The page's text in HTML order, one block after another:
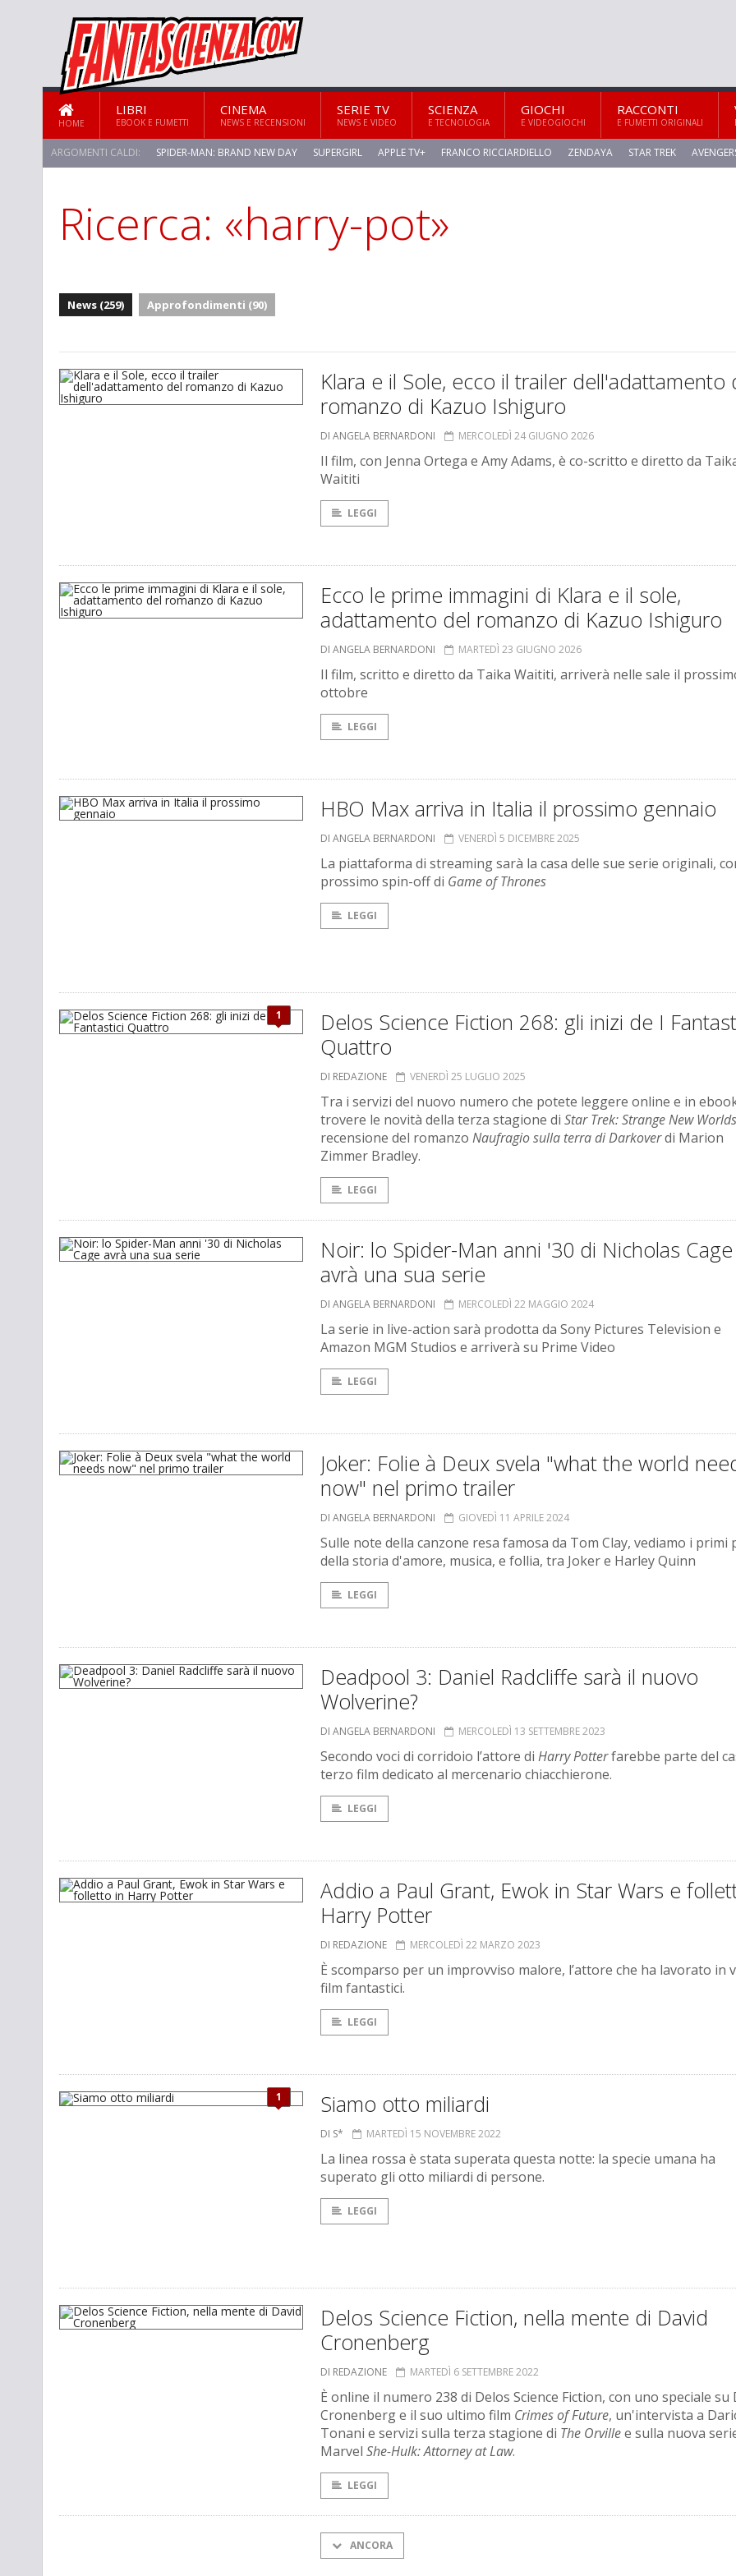
HOME
LIBRI
EBOOK E FUMETTI
CINEMA
NEWS E RECENSIONI
SERIE TV
NEWS E VIDEO
SCIENZA
E TECNOLOGIA
GIOCHI
E VIDEOGIOCHI
RACCONTI
E FUMETTI ORIGINALI
ARGOMENTI CALDI: SPIDER-MAN: BRAND NEW DAY SUPERGIRL APPLE TV+ FRANCO RICCIARDIELLO ZENDAYA STAR TREK
STAR TREK: STRANGE NEW WORLDS
Ricerca: «harry-pot»
News (259) Approfondimenti (90)
Klara e il Sole, ecco il trailer dell'adattamento
romanzo di Kazuo Ishiguro
DI ANGELA BERNARDONI MERCOLEDÌ 24 GIUGNO 2026
Il film, con Jenna Ortega e Amy Adams, è co-scritto e diretto da
Waititi
LEGGI
Ecco le prime immagini di Klara e il sole,
adattamento del romanzo di Kazuo Ishiguro
DI ANGELA BERNARDONI MARTEDÌ 23 GIUGNO 2026
Il film, scritto e diretto da Taika Waititi, arriverà nelle sale il
ottobre
LEGGI
HBO Max arriva in Italia il prossimo gennaio
DI ANGELA BERNARDONI VENERDÌ 5 DICEMBRE 2025
La piattaforma di streaming sarà la casa delle sue serie originali,
prossimo spin-off di Game of Thrones
LEGGI
1
Delos Science Fiction 268: gli inizi de I
Quattro
DI REDAZIONE VENERDÌ 25 LUGLIO 2025
Tra i servizi del nuovo numero che potete leggere online e in
trovere le novità della terza stagione di Star Trek: Strange New Worlds
recensione del romanzo Naufragio sulla terra di Darkoverdi Marion
Zimmer Bradley.
LEGGI
Noir: lo Spider-Man anni '30 di Nicholas Cage
avrà una sua serie
DI ANGELA BERNARDONI MERCOLEDÌ 22 MAGGIO 2024
La serie in live-action sarà prodotta da Sony Pictures Television e
Amazon MGM Studios e arriverà su Prime Video
LEGGI
Joker: Folie à Deux svela "what the world
now" nel primo trailer
DI ANGELA BERNARDONI GIOVEDÌ 11 APRILE 2024
Sulle note della canzone resa famosa da Tom Clay, vediamo i primi
della storia d'amore, musica, e follia, tra Joker e Harley Quinn
LEGGI
Deadpool 3: Daniel Radcliffe sarà il nuovo
Wolverine?
DI ANGELA BERNARDONI MERCOLEDÌ 13 SETTEMBRE 2023
Secondo voci di corridoio l’attore di Harry Potterfarebbe parte del
terzo film dedicato al mercenario chiacchierone.
LEGGI
Addio a Paul Grant, Ewok in Star Wars e
Harry Potter
DI REDAZIONE MERCOLEDÌ 22 MARZO 2023
È scomparso per un improvviso malore, l’attore che ha lavorato in
film fantastici.
LEGGI
1 Siamo otto miliardi
DI S* MARTEDÌ 15 NOVEMBRE 2022
La linea rossa è stata superata questa notte: la specie umana ha
superato gli otto miliardi di persone.
LEGGI
Delos Science Fiction, nella mente di David
Cronenberg
DI REDAZIONE MARTEDÌ 6 SETTEMBRE 2022
È online il numero 238 di Delos Science Fiction, con uno speciale su
Cronenberg e il suo ultimo film Crimes of Future, un'intervista a
Tonani e servizi sulla terza stagione di The Orvillee sulla nuova
Marvel She-Hulk: Attorney at Law.
LEGGI
ANCORA